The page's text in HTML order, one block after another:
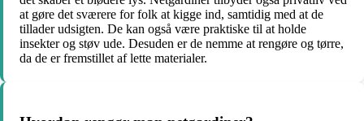
at gøre det sværere for folk at kigge ind, samtidig med at de
tillader udsigten. De kan også være praktiske til at holde
insekter og støv ude. Desuden er de nemme at rengøre og tørre,
da de er fremstillet af lette materialer.